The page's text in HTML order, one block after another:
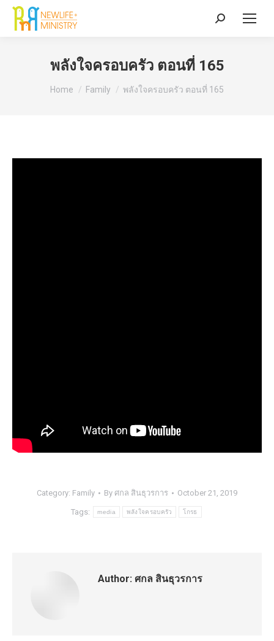
Search:
พลังใจครอบครัว ตอนที่ 165
You are here:
Home Family พลังใจครอบครัว ตอนที่ 165
Category: Family By ศกล สินธุวรการ October 21, 2019
Tags: media พลังใจครอบครัว โกรธ
Author: ศกล สินธุวรการ